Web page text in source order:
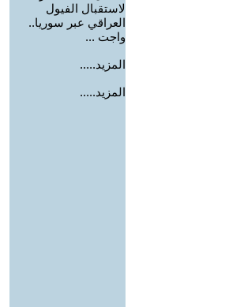
لاستقبال الفيول
العراقي عبر سوريا..
واجت ...
المزيد.....
المزيد.....